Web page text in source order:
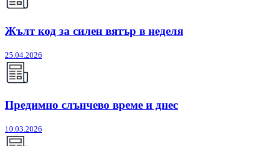
Жълт код за силен вятър в неделя
25.04.2026
Предимно слънчево време и днес
10.03.2026